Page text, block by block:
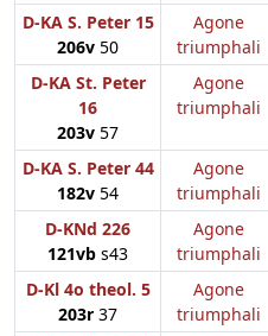
D-KA S. Peter 15
206v 50
Agone
triumphali
D-KA St. Peter
16
203v 57
Agone
triumphali
D-KA S. Peter 44
182v 54
Agone
triumphali
D-KNd 226
121vb s43
Agone
triumphali
D-Kl 4o theol. 5
203r 37
Agone
triumphali